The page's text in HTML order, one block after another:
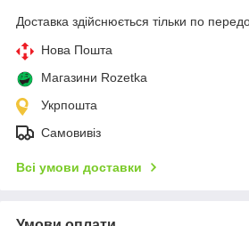
Доставка здійснюється тільки по
Нова Пошта
Магазини Rozetka
Укрпошта
Самовивіз
Всі умови доставки